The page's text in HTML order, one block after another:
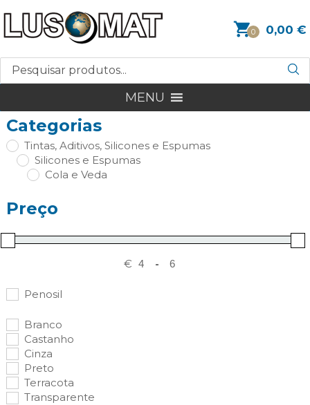
0 0,00 €
MENU
Categorias
Tintas, Aditivos, Silicones e Espumas
Silicones e Espumas
Cola e Veda
Preço
€ -
Penosil
Branco
Castanho
Cinza
Preto
Terracota
Transparente